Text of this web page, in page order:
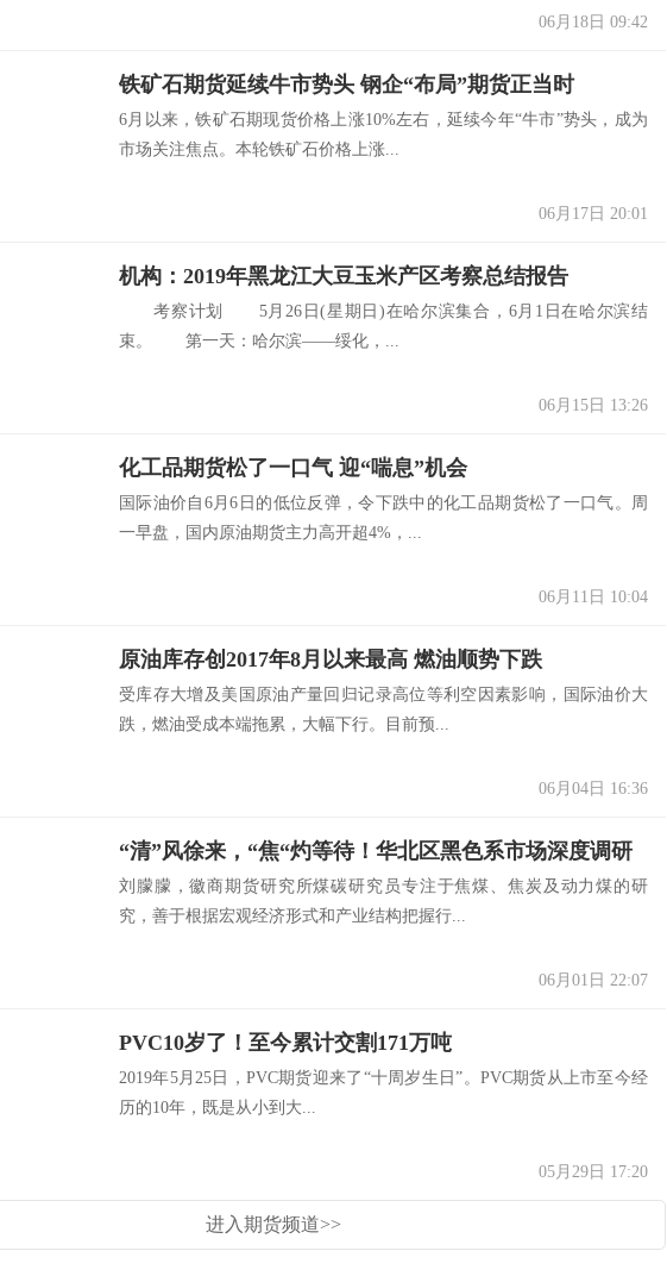
06月18日 09:42
铁矿石期货延续牛市势头 钢企“布局”期货正当时
6月以来，铁矿石期现货价格上涨10%左右，延续今年“牛市”势头，成为
市场关注焦点。本轮铁矿石价格上涨...
06月17日 20:01
机构：2019年黑龙江大豆玉米产区考察总结报告
考察计划 5月26日(星期日)在哈尔滨集合，6月1日在哈尔滨结
束。 第一天：哈尔滨——绥化，...
06月15日 13:26
化工品期货松了一口气 迎“喘息”机会
国际油价自6月6日的低位反弹，令下跌中的化工品期货松了一口气。周
一早盘，国内原油期货主力高开超4%，...
06月11日 10:04
原油库存创2017年8月以来最高 燃油顺势下跌
受库存大增及美国原油产量回归记录高位等利空因素影响，国际油价大
跌，燃油受成本端拖累，大幅下行。目前预...
06月04日 16:36
“清”风徐来，“焦“灼等待！华北区黑色系市场深度调研
刘朦朦，徽商期货研究所煤碳研究员专注于焦煤、焦炭及动力煤的研
究，善于根据宏观经济形式和产业结构把握行...
06月01日 22:07
PVC10岁了！至今累计交割171万吨
2019年5月25日，PVC期货迎来了“十周岁生日”。PVC期货从上市至今经
历的10年，既是从小到大...
05月29日 17:20
进入期货频道>>